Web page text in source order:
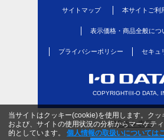
サイトマップ 本サイトご利
表示価格・商品全般につ
プライバシーポリシー セキュ
COPYRIGHT©I-O DATA,
当サイトはクッキー(cookie)を使用します。ク
および、サイトの使用状況の分析からマーケテ
的としています。
個人情報の取扱いについては
PC版を表示